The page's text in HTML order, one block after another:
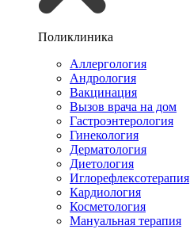
Поликлиника
Аллергология
Андрология
Вакцинация
Вызов врача на дом
Гастроэнтерология
Гинекология
Дерматология
Диетология
Иглорефлексотерапия
Кардиология
Косметология
Мануальная терапия